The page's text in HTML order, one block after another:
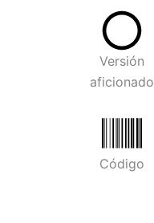
Versión
aficionado
Código